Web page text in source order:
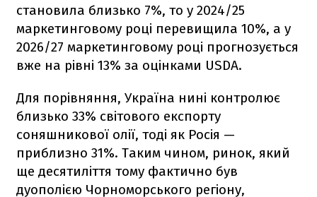
становила близько 7%, то у 2024/25
маркетинговому році перевищила 10%, а у
2026/27 маркетинговому році прогнозується
вже на рівні 13% за оцінками USDA.
Для порівняння, Україна нині контролює
близько 33% світового експорту
соняшникової олії, тоді як Росія —
приблизно 31%. Таким чином, ринок, який
ще десятиліття тому фактично був
дуополією Чорноморського регіону,